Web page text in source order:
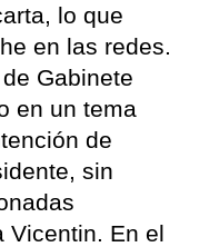
lo que
en las redes.
Gabinete
en un tema
de
sin
Vicentin. En el